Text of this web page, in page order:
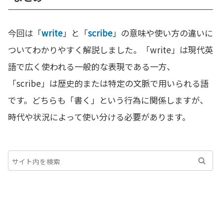
今回は「write」と「scribe」の意味や使い方の違いに
ついてわかりやすく解説しました。「write」は現代英
語で広く使われる一般的な表現である一方、
「scribe」は歴史的または特定の文脈で用いられる語
です。どちらも「書く」という行為に関係しますが、
時代や状況によって使い分ける必要があります。